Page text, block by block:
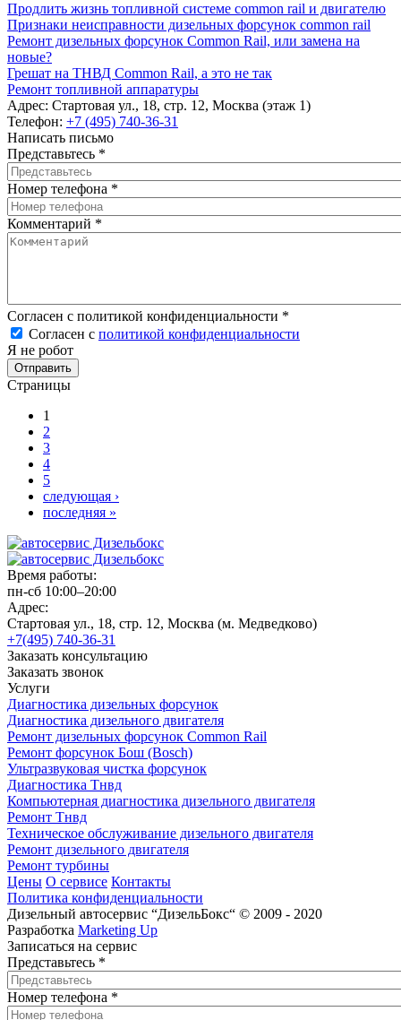
Продлить жизнь топливной системе common rail и двигателю
Признаки неисправности дизельных форсунок common rail
Ремонт дизельных форсунок Common Rail, или замена на
новые?
Грешат на ТНВД Common Rail, а это не так
Ремонт топливной аппаратуры
Адрес: Стартовая ул., 18, стр. 12, Москва (этаж 1)
Телефон: +7 (495) 740-36-31
Написать письмо
Представьтесь *
Номер телефона *
Комментарий *
Согласен с политикой конфиденциальности *
Согласен с политикой конфиденциальности
Я не робот
Страницы
1
2
3
4
5
следующая ›
последняя »
Время работы:
пн-сб 10:00–20:00
Адрес:
Стартовая ул., 18, стр. 12, Москва (м. Медведково)
+7(495) 740-36-31
Заказать консультацию
Заказать звонок
Услуги
Диагностика дизельных форсунок
Диагностика дизельного двигателя
Ремонт дизельных форсунок Common Rail
Ремонт форсунок Бош (Bosch)
Ультразвуковая чистка форсунок
Диагностика Тнвд
Компьютерная диагностика дизельного двигателя
Ремонт Тнвд
Техническое обслуживание дизельного двигателя
Ремонт дизельного двигателя
Ремонт турбины
Цены О сервисе Контакты
Политика конфиденциальности
Дизельный автосервис “ДизельБокс“ © 2009 - 2020
Разработка Marketing Up
Записаться на сервис
Представьтесь *
Номер телефона *